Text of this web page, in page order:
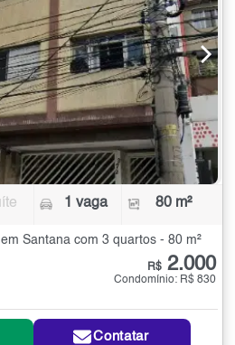
1 vaga 80 m²
Santana com 3 quartos - 80 m²
R$ 2.000
Condomínio: R$ 830
Contatar